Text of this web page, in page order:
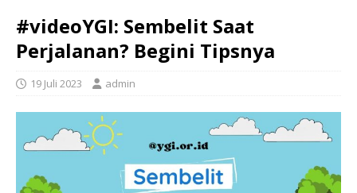
#videoYGI: Sembelit Saat
Perjalanan? Begini Tipsnya
19 Juli 2023 admin